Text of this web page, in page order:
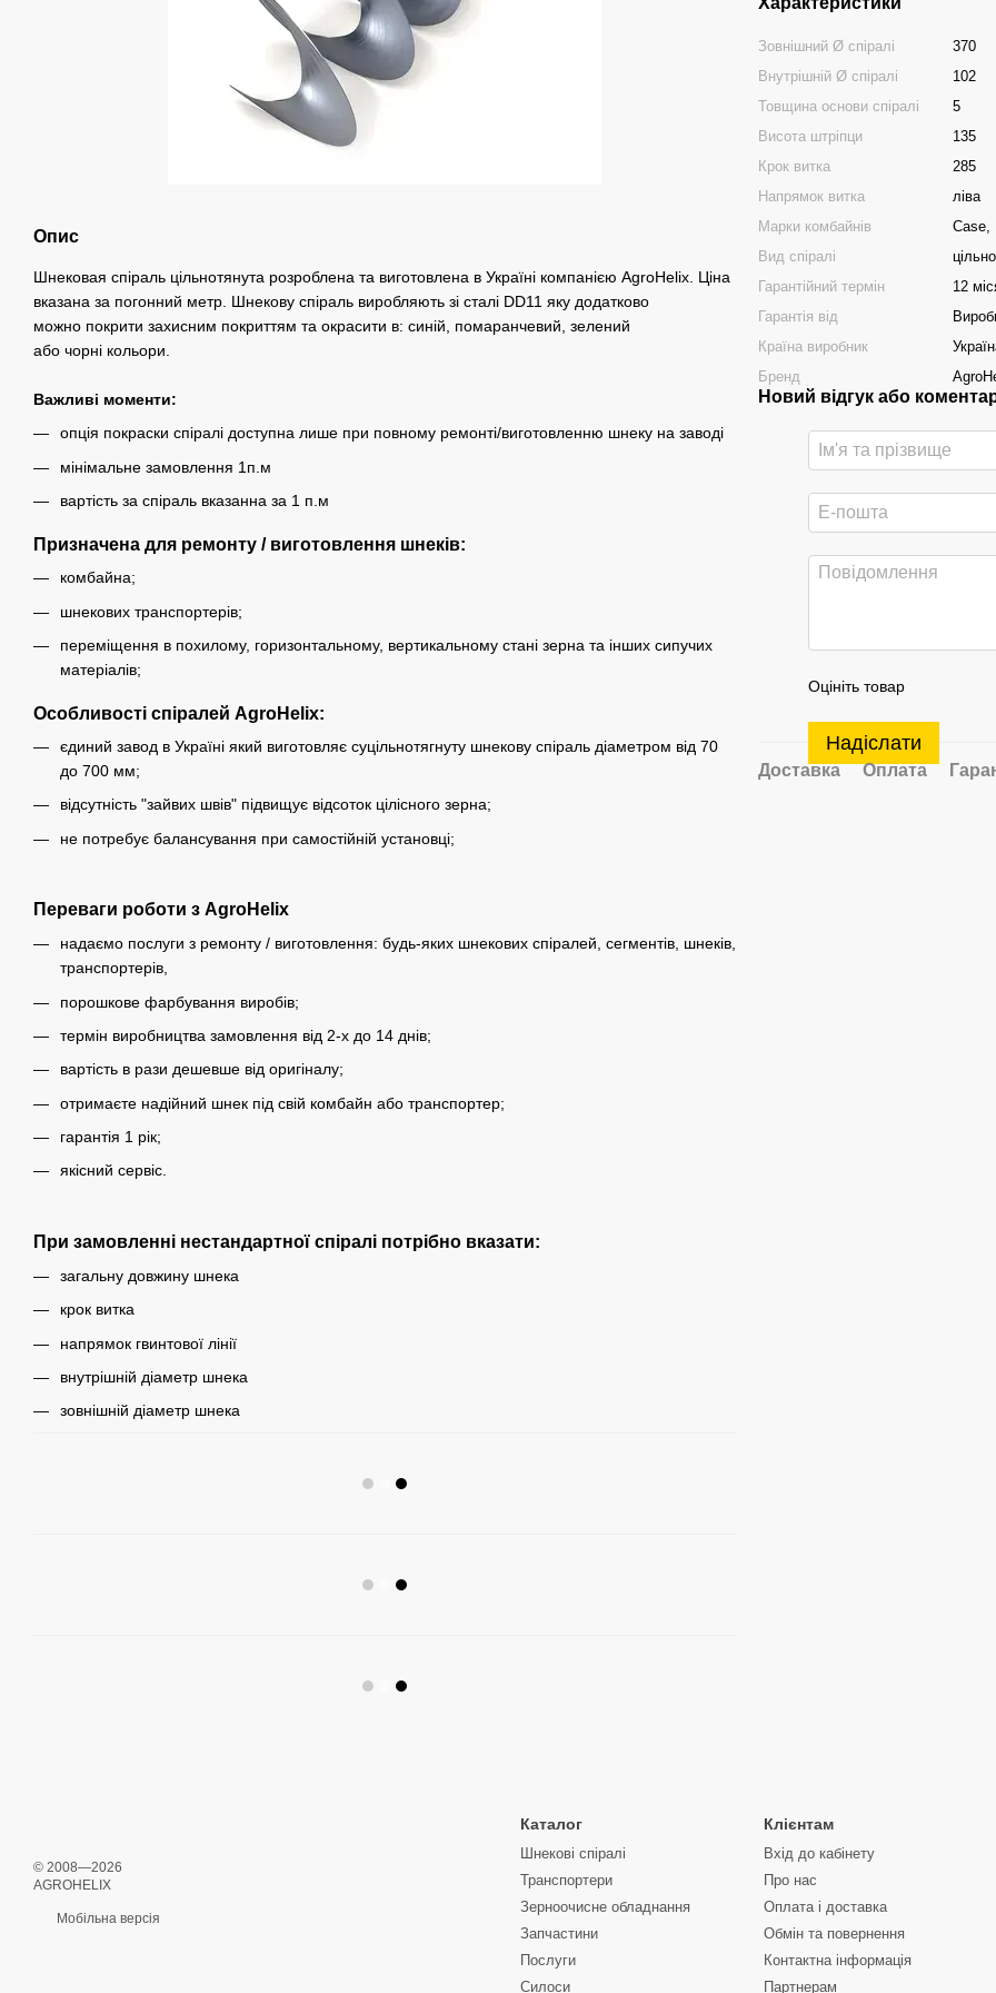
Опис
Шнековая спіраль цільнотянута розроблена та виготовлена в Україні компанією AgroHelix. Ціна
вказана за погонний метр. Шнекову спіраль виробляють зі сталі DD11 яку додатково
можно покрити захисним покриттям та окрасити в: синій, помаранчевий, зелений
або чорні кольори.
Важливі моменти:
опція покраски спіралі доступна лише при повному ремонті/виготовленню шнеку на заводі
мінімальне замовлення 1п.м
вартість за спіраль вказанна за 1 п.м
Призначена для ремонту / виготовлення шнеків:
комбайна;
шнекових транспортерів;
переміщення в похилому, горизонтальному, вертикальному стані зерна та інших сипучих
матеріалів;
Особливості спіралей AgroHelix:
єдиний завод в Україні який виготовляє суцільнотягнуту шнекову спіраль діаметром від 70
до 700 мм;
відсутність "зайвих швів" підвищує відсоток цілісного зерна;
не потребує балансування при самостійній установці;
Переваги роботи з AgroHelix
надаємо послуги з ремонту / виготовлення: будь-яких шнекових спіралей, сегментів, шнеків,
транспортерів,
порошкове фарбування виробів;
термін виробництва замовлення від 2-х до 14 днів;
вартість в рази дешевше від оригіналу;
отримаєте надійний шнек під свій комбайн або транспортер;
гарантія 1 рік;
якісний сервіс.
При замовленні нестандартної спіралі потрібно вказати:
загальну довжину шнека
крок витка
напрямок гвинтової лінії
внутрішній діаметр шнека
зовнішній діаметр шнека
Зовнішний Ø спіралі
370
Внутрішній Ø спіралі
102
Товщина основи спіралі
5
Висота штріпци
135
Крок витка
285
Напрямок витка
ліва
Марки комбайнів
Case,
Вид спіралі
Гарантійний термін
12
Гарантія від
Країна виробник
Бренд
Новий відгук або
Оцініть товар
Надіслати
Доставка Оплата
© 2008—2026
AGROHELIX
Мобільна версія
Каталог
Шнекові спіралі
Транспортери
Зерноочисне обладнання
Запчастини
Послуги
Силоси
Клієнтам
Вхід до кабінету
Про нас
Оплата і доставка
Обмін та повернення
Контактна інформація
Партнерам